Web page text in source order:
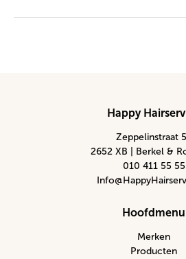
Happy
Zeppelinstraat
2652 XB | Berkel &
010 411 55 55
Hoofdmenu
Merken
Producten